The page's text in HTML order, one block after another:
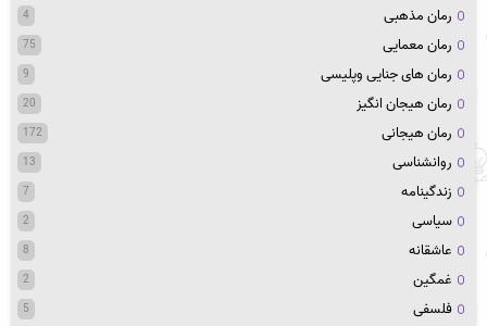
رمان مذهبی 4
رمان معمایی 75
رمان های جنایی وپلیسی 9
رمان هیجان انگیز 20
رمان هیجانی 172
روانشناسی 13
زندگینامه 7
سیاسی 2
عاشقانه 8
غمگین 2
فلسفی 5